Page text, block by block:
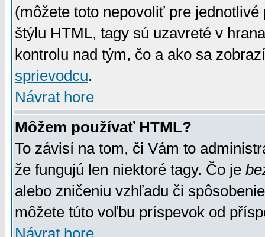
(môžete toto nepovoliť pre
štýlu HTML, tagy sú uzavreté v
kontrolu nad tým, čo a ako sa
sprievodcu.
Návrat hore
Môžem používať HTML?
To závisí na tom, či Vám to
že fungujú len niektoré tagy. Čo je
alebo zničeniu vzhľadu či
môžete túto voľbu príspevok od
Návrat hore